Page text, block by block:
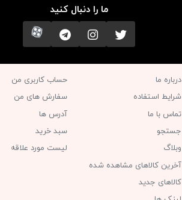
ما را دنبال کنید
تویتر اینستاگرامکانال تلگرام
آپارات
درباره ما
شرایط استفاده
تماس با ما
جستجو
وبلاگ
آخرین کالاهای مشاهده شده
کالاهای جدید
حساب کاربری من
سفارش های من‎
آدرس ها
سبد خرید
لیست مورد علاقه